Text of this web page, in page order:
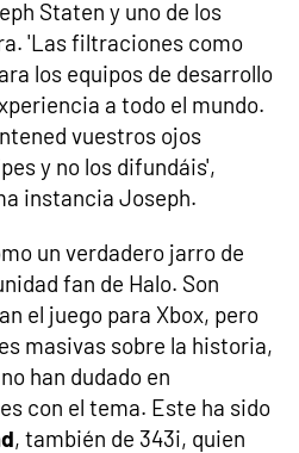
Staten y uno de los
'Las filtraciones como
los equipos de desarrollo
a todo el mundo.
vuestros ojos
y no los difundáis',
instancia Joseph.
un verdadero jarro de
fan de Halo. Son
el juego para Xbox, pero
masivas sobre la historia,
han dudado en
con el tema. Este ha sido
, también de 343i, quien